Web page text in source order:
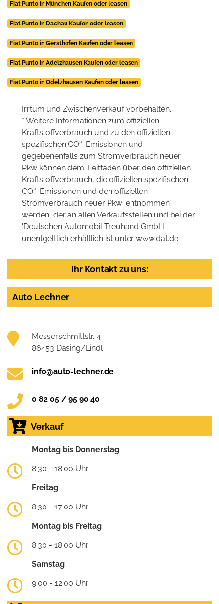
Fiat Punto in München Kaufen oder leasen
Fiat Punto in Dachau Kaufen oder leasen
Fiat Punto in Gersthofen Kaufen oder leasen
Fiat Punto in Adelzhausen Kaufen oder leasen
Fiat Punto in Odelzhausen Kaufen oder leasen
Irrtum und Zwischenverkauf vorbehalten.
* Weitere Informationen zum offiziellen
Kraftstoffverbrauch und zu den offiziellen
spezifischen CO2-Emissionen und
gegebenenfalls zum Stromverbrauch neuer
Pkw können dem 'Leitfaden über den offiziellen
Kraftstoffverbrauch, die offiziellen spezifischen
CO2-Emissionen und den offiziellen
Stromverbrauch neuer Pkw' entnommen
werden, der an allen Verkaufsstellen und bei der
'Deutschen Automobil Treuhand GmbH'
unentgeltlich erhältlich ist unter www.dat.de.
Ihr Kontakt zu uns:
Auto Lechner
Messerschmittstr. 4
86453 Dasing/Lindl
info@auto-lechner.de
0 82 05 / 95 90 40
Verkauf
Montag bis Donnerstag
8:30 - 18:00 Uhr
Freitag
8:30 - 17:00 Uhr
Montag bis Freitag
8:30 - 18:00 Uhr
Samstag
9:00 - 12:00 Uhr